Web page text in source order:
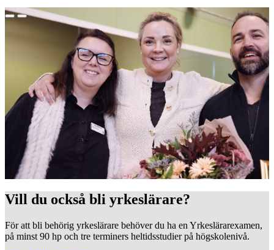
Vill du också bli yrkeslärare?
För att bli behörig yrkeslärare behöver du ha en Yrkeslärarexamen,
på minst 90 hp och tre terminers heltidsstudier på högskolenivå.